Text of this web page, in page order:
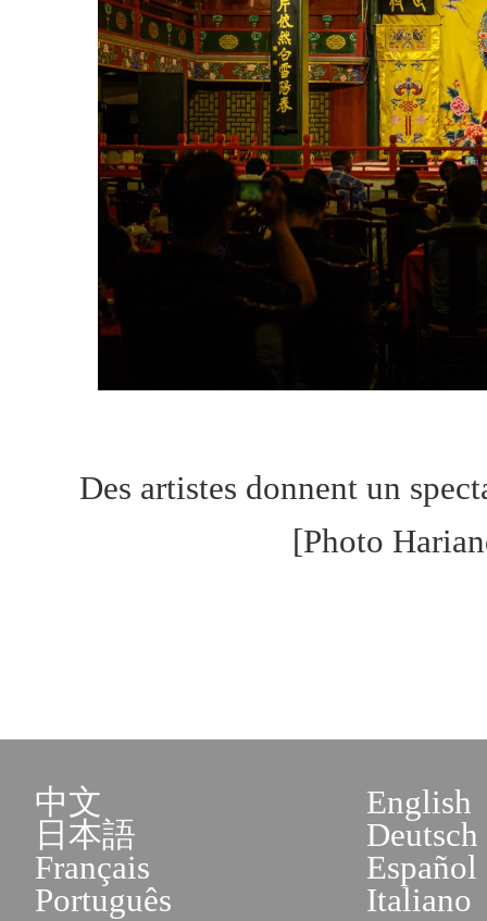
Des artistes donnent un
[Photo
中文
English
日本語
Deutsch
Français
Español
Português
Italiano